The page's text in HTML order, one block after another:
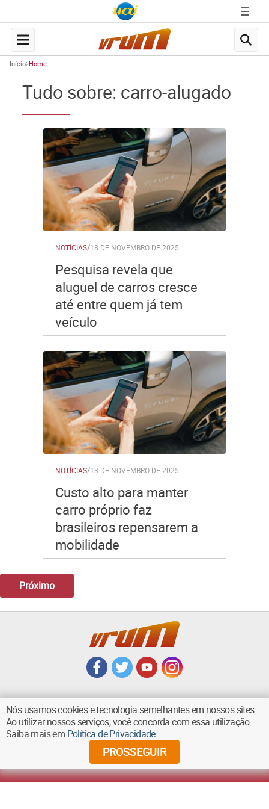
Início Home
Tudo sobre: carro-alugado
NOTÍCIAS/18 DE NOVEMBRO DE 2025
Pesquisa revela que
aluguel de carros cresce
até entre quem já tem
veículo
NOTÍCIAS/13 DE NOVEMBRO DE 2025
Custo alto para manter
carro próprio faz
brasileiros repensarem a
mobilidade
Próximo
VOLTAR AO TOPO
Diários Associados - Todos os direitos reservados
Nós usamos cookies e tecnologia semelhantes em nossos sites.
Ao utilizar nossos serviços, você concorda com essa utilização.
Saiba mais em Política de Privacidade.
PROSSEGUIR